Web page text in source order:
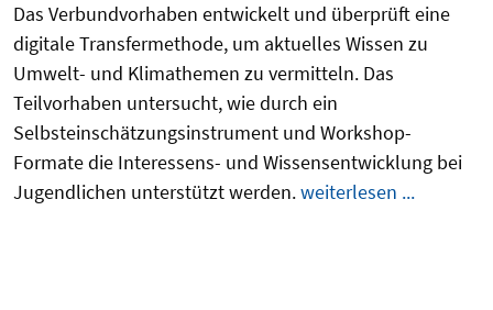
Das Verbundvorhaben entwickelt und überprüfteine
digitale Transfermethode, um aktuelles Wissen zu
Umwelt- und Klimathemen zu vermitteln. Das
Teilvorhaben untersucht, wiedurch ein
Selbsteinschätzungsinstrument und Workshop-
Formate die Interessens- und Wissensentwicklung bei
Jugendlichen unterstützt werden.weiterlesen ...